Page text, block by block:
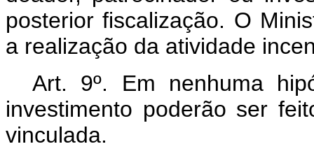
posterior fiscalização. O
a realização da atividade
Art. 9º. Em nenhuma
investimento poderão ser
vinculada.